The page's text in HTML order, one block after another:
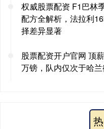
权威股票配资 F1巴林
配方全解析，法拉利
择差异显著
股票配资开户官网 顶
万镑，队内仅次于哈